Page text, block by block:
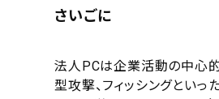
さいごに
法人PCは企業活動の中心
型攻撃、フィッシングといっ